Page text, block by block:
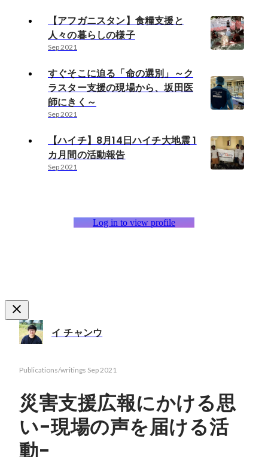
【アフガニスタン】食糧支援と
人々の暮らしの様子
Sep 2021
すぐそこに迫る「命の選別」～ク
ラスター支援の現場から、坂田医
師にきく～
Sep 2021
【ハイチ】8月14日ハイチ大地震 1
カ月間の活動報告
Sep 2021
Log in to view profile
イ チャンウ
Publications/writings Sep 2021
災害支援広報にかける思
い-現場の声を届ける活
動-